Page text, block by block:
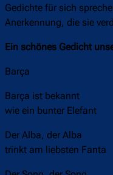
Gedichte für sich
Anerkennung, die sie
Ein schönes Gedicht
Barça
Barça ist bekannt
wie ein bunter Elefant
Der Alba, der Alba
trinkt am liebsten Fanta